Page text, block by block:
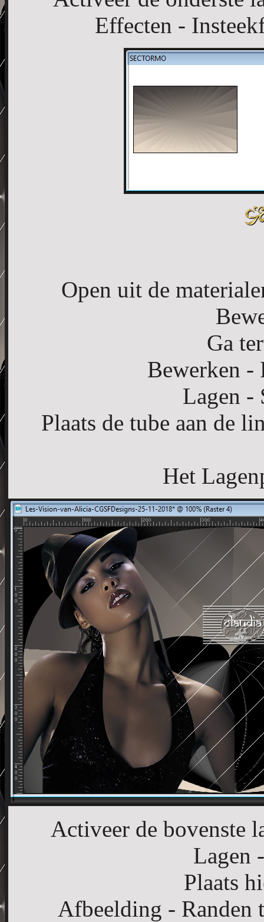
Effecten -
Open uit de
Ga
Bewerken -
Lagen -
Plaats de tube aan de
Het
Activeer de bovenste
Lagen
Plaats
Afbeelding - Randen